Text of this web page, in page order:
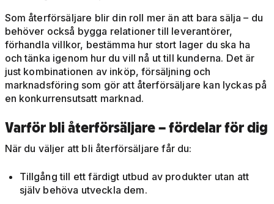
Som återförsäljare blir din roll mer än att bara sälja – du
behöver också bygga relationer till leverantörer,
förhandla villkor, bestämma hur stort lager du ska ha
och tänka igenom hur du vill nå ut till kunderna. Det är
just kombinationen av inköp, försäljning och
marknadsföring som gör att återförsäljare kan lyckas på
en konkurrensutsatt marknad.
Varför bli återförsäljare – fördelar för dig
När du väljer att bli återförsäljare får du:
Tillgång till ett färdigt utbud av produkter utan att
själv behöva utveckla dem.